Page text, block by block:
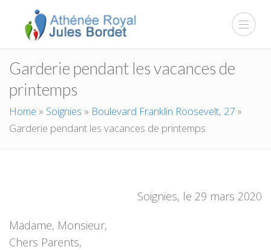
Garderie pendant les vacances de
printemps
Home » Soignies » Boulevard Franklin Roosevelt, 27 »
Garderie pendant les vacances de printemps
Soignies, le 29 mars 2020
Madame, Monsieur,
Chers Parents,